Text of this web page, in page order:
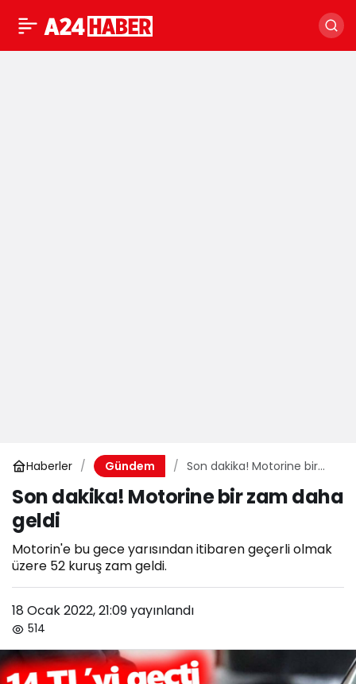
Haberler Gündem
Son dakika! Motorine bir
Son dakika! Motorine bir zam daha
geldi
Motorin'e bu gece yarısından itibaren geçerli olmak
üzere 52 kuruş zam geldi.
18 Ocak 2022, 21:09yayınlandı
514